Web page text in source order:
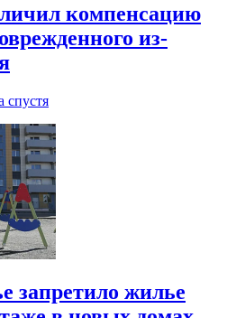
компенсацию
из-
спустя
запретило жилье